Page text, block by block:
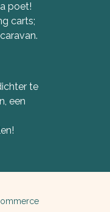
poet!
carts;
te
een